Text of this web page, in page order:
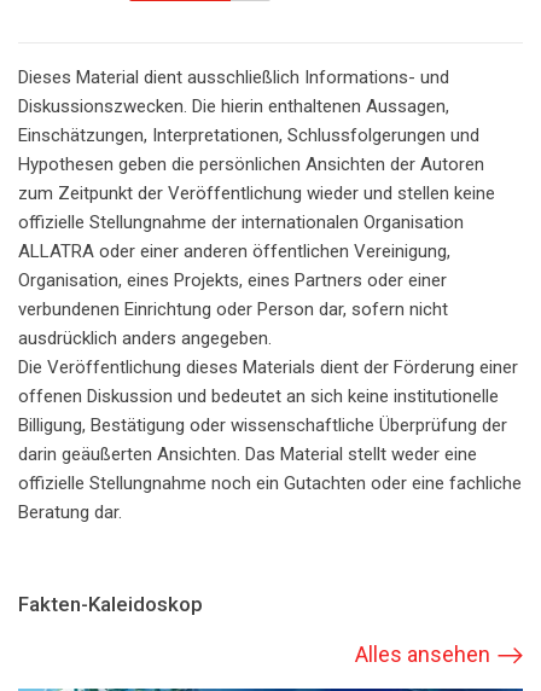
Dieses Material dient ausschließlich Informations- und
Diskussionszwecken. Die hierin enthaltenen Aussagen,
Einschätzungen, Interpretationen, Schlussfolgerungen und
Hypothesen geben die persönlichen Ansichten der Autoren
zum Zeitpunkt der Veröffentlichung wieder und stellen keine
offizielle Stellungnahme der internationalen Organisation
ALLATRA oder einer anderen öffentlichen Vereinigung,
Organisation, eines Projekts, eines Partners oder einer
verbundenen Einrichtung oder Person dar, sofern nicht
ausdrücklich anders angegeben.
Die Veröffentlichung dieses Materials dient der Förderung einer
offenen Diskussion und bedeutet an sich keine institutionelle
Billigung, Bestätigung oder wissenschaftliche Überprüfung der
darin geäußerten Ansichten. Das Material stellt weder eine
offizielle Stellungnahme noch ein Gutachten oder eine fachliche
Beratung dar.
Fakten-Kaleidoskop
Alles ansehen